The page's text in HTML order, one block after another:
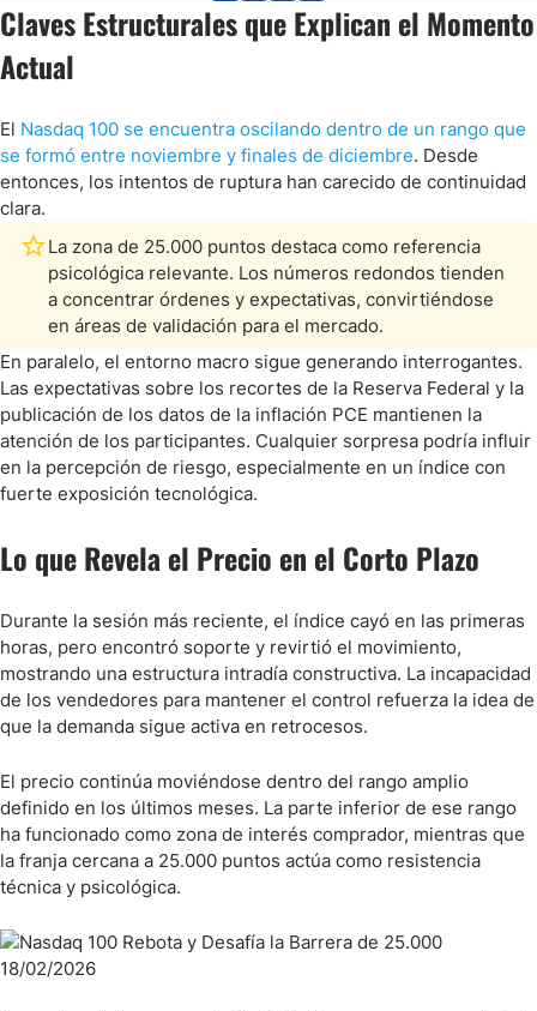
Claves Estructurales que Explican el Momento
Actual
El Nasdaq 100 se encuentra oscilando dentro de un rango que
se formó entre noviembre y finales de diciembre. Desde
entonces, los intentos de ruptura han carecido de continuidad
clara.
La zona de 25.000 puntos destaca como referencia
psicológica relevante. Los números redondos tienden
a concentrar órdenes y expectativas, convirtiéndose
en áreas de validación para el mercado.
En paralelo, el entorno macro sigue generando interrogantes.
Las expectativas sobre los recortes de la Reserva Federal y la
publicación de los datos de la inflación PCE mantienen la
atención de los participantes. Cualquier sorpresa podría influir
en la percepción de riesgo, especialmente en un índice con
fuerte exposición tecnológica.
Lo que Revela el Precio en el Corto Plazo
Durante la sesión más reciente, el índice cayó en las primeras
horas, pero encontró soporte y revirtió el movimiento,
mostrando una estructura intradía constructiva. La incapacidad
de los vendedores para mantener el control refuerza la idea de
que la demanda sigue activa en retrocesos.
El precio continúa moviéndose dentro del rango amplio
definido en los últimos meses. La parte inferior de ese rango
ha funcionado como zona de interés comprador, mientras que
la franja cercana a 25.000 puntos actúa como resistencia
técnica y psicológica.